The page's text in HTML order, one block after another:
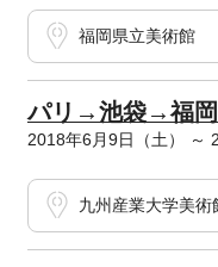
福岡県立美術館
パリ→池袋→福岡
2018年6月9日（土） ～
九州産業大学美術